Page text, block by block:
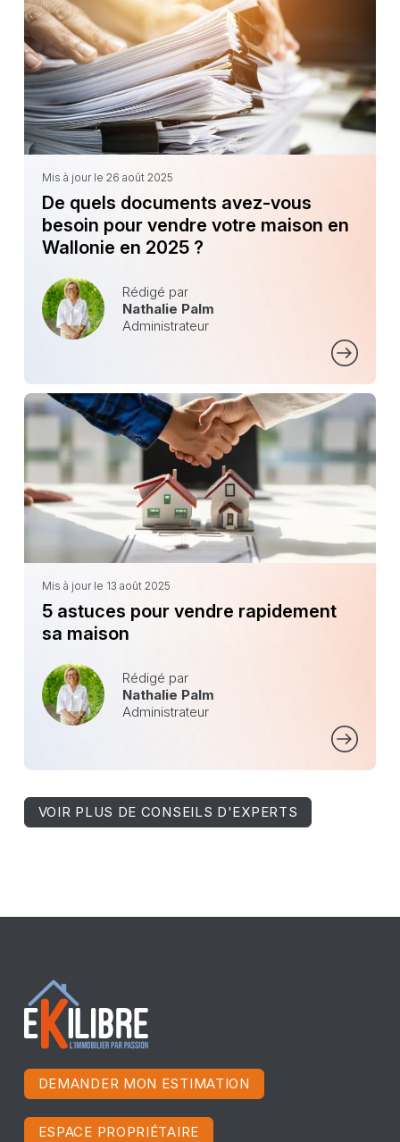
Mis à jour le 26 août 2025
De quels documents avez-vous
besoin pour vendre votre maison en
Wallonie en 2025 ?
Rédigé par
Nathalie Palm
Administrateur
Mis à jour le 13 août 2025
5 astuces pour vendre rapidement
sa maison
Rédigé par
Nathalie Palm
Administrateur
VOIR PLUS DE CONSEILS D'EXPERTS
DEMANDER MON ESTIMATION
ESPACE PROPRIÉTAIRE